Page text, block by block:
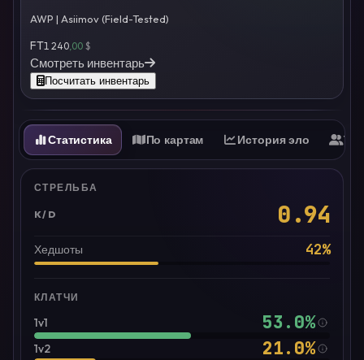
AWP | Asiimov (Field-Tested)
FT1 240 ,00 $
Смотреть инвентарь
Посчитать инвентарь
Статистика По картам История эло
СТРЕЛЬБА
K/D 0.94
Хедшоты 42%
КЛАТЧИ
1v1 53.0%
1v2 21.0%